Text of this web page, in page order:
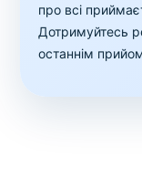
про всі
Дотримуйтесь
останнім